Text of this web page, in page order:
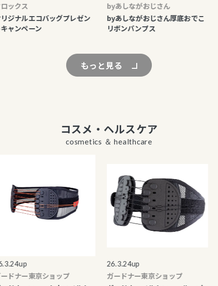
クス
ナルエコバッグプレゼン
ンペーン
byあしながおじさん
byあしながおじさん厚底おでこ
リボンパンプス
もっと見る
コスメ・ヘルスケア
cosmetics ＆ healthcare
ナー東京ショップ
26.3.24up
ガードナー東京ショップ